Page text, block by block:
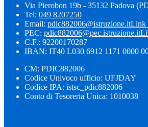
Via Pierobon 19b - 35132 Padova
Tel: 049 8207250
Email: pdic882006@istruzione.itLink
PEC: pdic882006@pec.istruzione.it
C.F.: 92200170287
IBAN: IT40 L030 6912 1171 0000
CM: PDIC882006
Codice Univoco ufficio: UFJDAY
Codice IPA: istsc_pdic882006
Conto di Tesoreria Unica: 1010038